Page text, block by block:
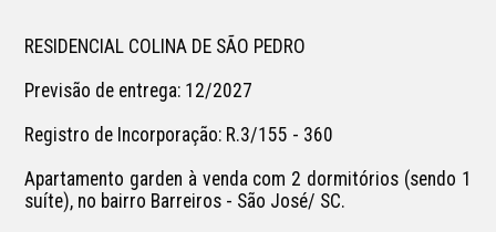
RESIDENCIAL COLINA DE SÃO PEDRO
Previsão de entrega: 12/2027
Registro de Incorporação: R.3/155 - 360
Apartamento garden à venda com 2 dormitórios (sendo 1
suíte), no bairro Barreiros - São José/ SC.